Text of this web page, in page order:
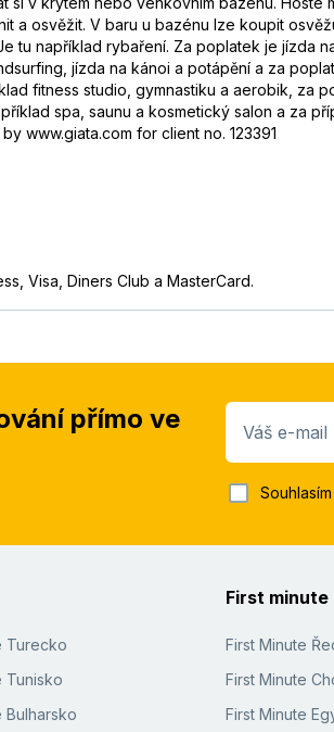
a osvěžit. V baru u bazénu lze koupit
tu například rybaření. Za poplatek je jízda
jízda na kánoi a potápění a za
fitness studio, gymnastiku a aerobik, za
spa, saunu a kosmetický salon a za
www.giata.com for client no. 123391
Visa, Diners Club a MasterCard.
přímo ve
Váš e-mail
Turecko
Tunisko
Bulharsko
First minute
First Minute
First Minute
First Minute